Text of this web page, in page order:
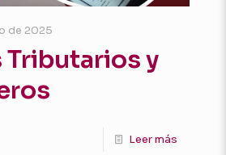
de 2025
y
Leer más